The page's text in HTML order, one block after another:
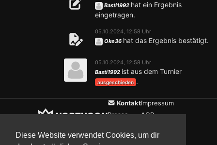
Diese Website verwendet Cookies, um dir
Basti1992 hat ein Ergebnis
eingetragen.
05.10.2024, 12:58 Uhr
Oke36 hat das Ergebnis bestätigt.
05.10.2024, 12:58 Uhr
Basti1992 ist aus dem Turnier
ausgeschieden .
Kontakt
Presse
Impressum
AGB